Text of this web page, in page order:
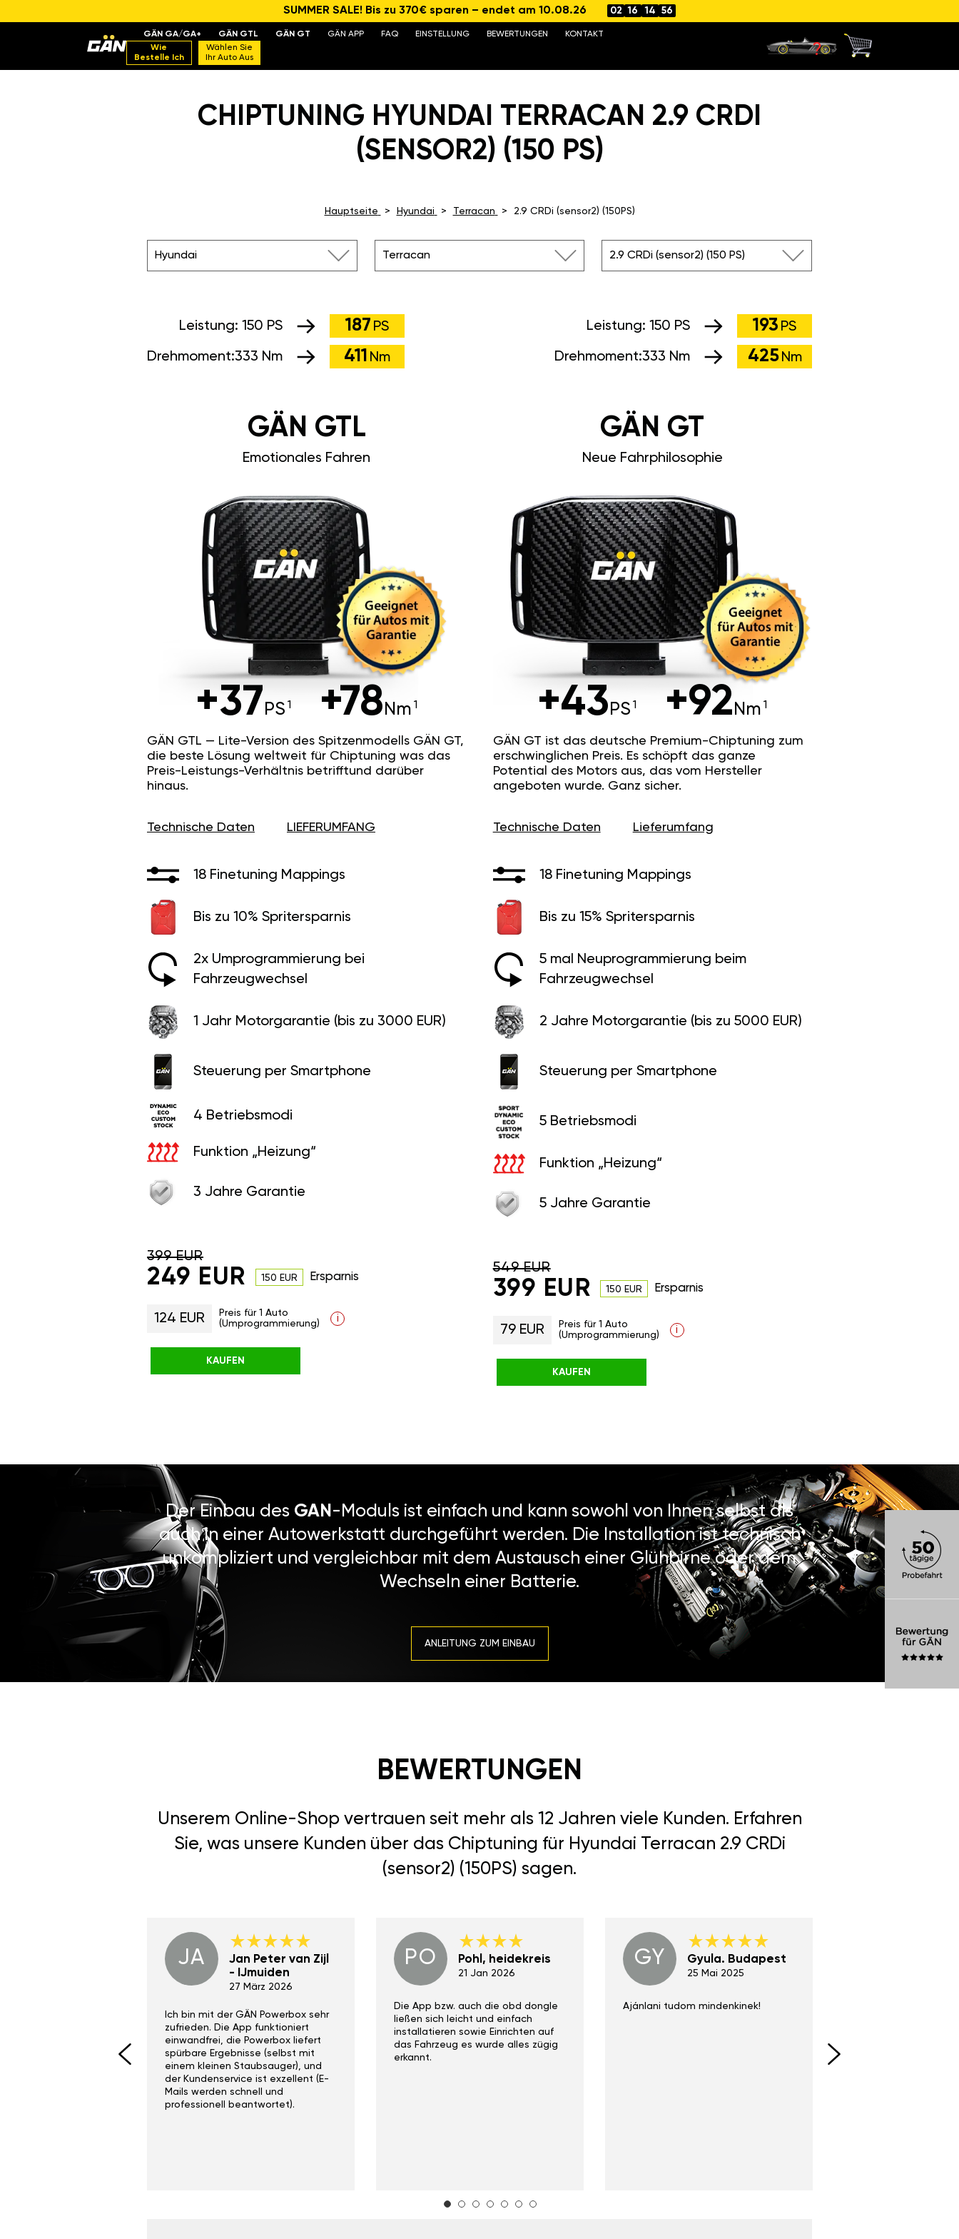
SUMMER SALE! Bis zu 370€ sparen – endet am 10.08.26 02 16 14 55
GÄN GA/GA+ GÄN GTL GÄN GT GÄN APP FAQ EINSTELLUNG BEWERTUNGEN
KONTAKT
Wie
Bestelle Ich
Wählen Sie
Ihr Auto Aus
CHIPTUNING HYUNDAI TERRACAN 2.9 CRDI
(SENSOR2) (150 PS)
Hauptseite Hyundai Terracan 2.9 CRDi (sensor2) (150PS)
Hyundai Terracan 2.9 CRDi (sensor2) (150 PS)
Leistung: 150 PS 193 PS
Drehmoment:333 Nm 425 Nm
Leistung: 150 PS 187 PS
Drehmoment:333 Nm 411 Nm
GÄN GT
Neue Fahrphilosophie
+43 PS +92 Nm
GÄN GT ist das deutsche Premium-Chiptuning zum
erschwinglichen Preis. Es schöpft das ganze
Potential des Motors aus, das vom Hersteller
angeboten wurde. Ganz sicher.
Technische Daten Lieferumfang
18 Finetuning Mappings
Bis zu 15% Spritersparnis
5 mal Neuprogrammierung beim
Fahrzeugwechsel
2 Jahre Motorgarantie (bis zu 5000 EUR)
Steuerung per Smartphone
5 Betriebsmodi
Funktion „Heizung“
5 Jahre Garantie
549 EUR
399 EUR 150 EUR Ersparnis
79 EUR
Preis für 1 Auto
(Umprogrammierung)
i
KAUFEN
GÄN GTL
Emotionales Fahren
+37 PS +78 Nm
GÄN GTL — Lite-Version des Spitzenmodells GÄN GT,
die beste Lösung weltweit für Chiptuning was das
Preis-Leistungs-Verhältnis betrifftund darüber
hinaus.
Technische Daten LIEFERUMFANG
18 Finetuning Mappings
Bis zu 10% Spritersparnis
2x Umprogrammierung bei
Fahrzeugwechsel
1 Jahr Motorgarantie (bis zu 3000 EUR)
Steuerung per Smartphone
4 Betriebsmodi
Funktion „Heizung“
3 Jahre Garantie
399 EUR
249 EUR 150 EUR Ersparnis
124 EUR
Preis für 1 Auto
(Umprogrammierung)
i
KAUFEN
Der Einbau des GAN -Moduls ist einfach und kann sowohl von Ihnen selbst als
auch in einer Autowerkstatt durchgeführt werden. Die Installation ist technisch
unkompliziert und vergleichbar mit dem Austausch einer Glühbirne oder dem
Wechseln einer Batterie.
ANLEITUNG ZUM EINBAU
BEWERTUNGEN
Unserem Online-Shop vertrauen seit mehr als 12 Jahren viele Kunden. Erfahren
Sie, was unsere Kunden über das Chiptuning für Hyundai Terracan 2.9 CRDi
(sensor2) (150PS) sagen.
JA
Jan Peter van Zijl
- IJmuiden
27 März 2026
Ich bin mit der GÄN Powerbox sehr
zufrieden. Die App funktioniert
einwandfrei, die Powerbox liefert
spürbare Ergebnisse (selbst mit
einem kleinen Staubsauger), und
der Kundenservice ist exzellent (E-
Mails werden schnell und
professionell beantwortet).
PO Pohl, heidekreis
21 Jan 2026
Die App bzw. auch die obd dongle
ließen sich leicht und einfach
installatieren sowie Einrichten auf
das Fahrzeug es wurde alles zügig
erkannt.
GY Gyula. Budapest
25 Mai 2025
Ajánlani tudom mindenkinek!